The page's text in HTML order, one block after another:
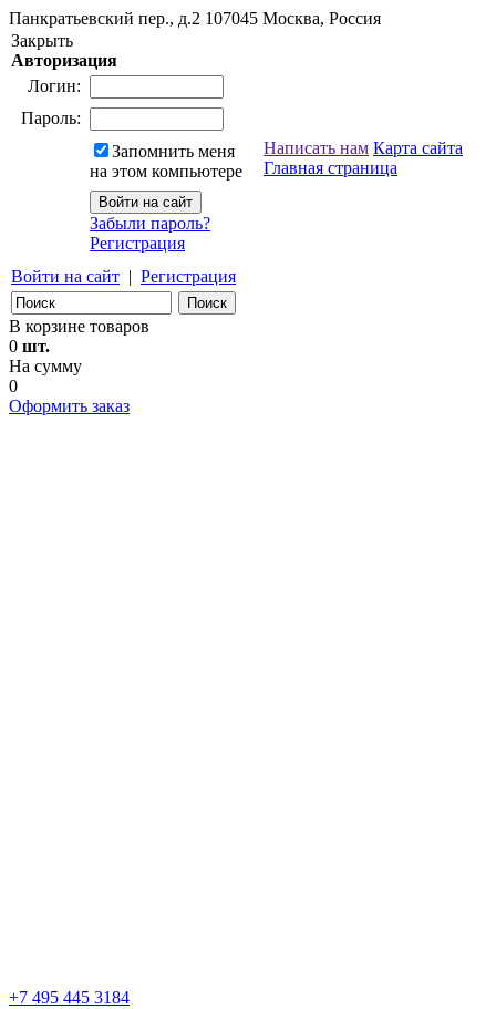
Панкратьевский пер., д.2 107045 Москва, Россия
Закрыть
Авторизация
Логин:
Пароль:
Запомнить меня
на этом компьютере
Забыли пароль?
Регистрация
Войти на сайт | Регистрация
Написать нам Карта сайта
Главная страница
В корзине товаров
0 шт.
На сумму
0
Оформить заказ
+7 495 445 3184